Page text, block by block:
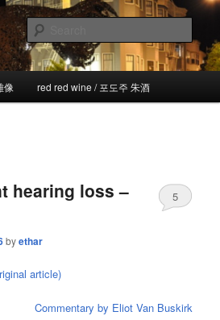
像 red red wine / 포도주 朱酒
hearing loss –
byethar
5
article)
Commentary by Eliot Van Buskirk